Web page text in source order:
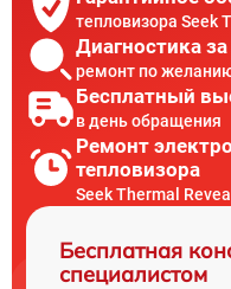
тепловизора Seek
Диагностика
ремонт по
Бесплатный
в день обращения
Ремонт
тепловизора
Seek Thermal
Бесплатная
специалистом